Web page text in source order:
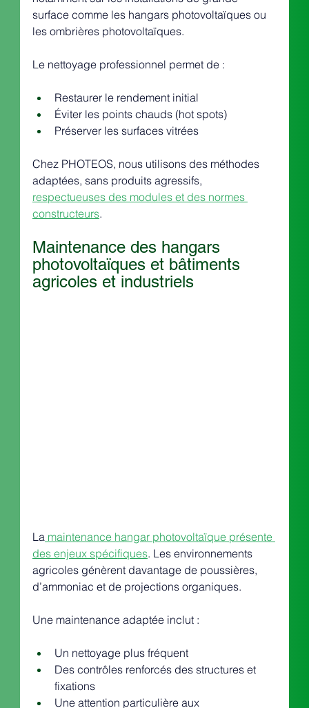
surface comme les hangars photovoltaïques ou
les ombrières photovoltaïques.
Le nettoyage professionnel permet de :
Restaurer le rendement initial
Éviter les points chauds (hot spots)
Préserver les surfaces vitrées
Chez PHOTEOS, nous utilisons des méthodes
adaptées, sans produits agressifs,
respectueuses des modules et des normes
constructeurs.
Maintenance des hangars
photovoltaïques et bâtiments
agricoles et industriels
La maintenance hangar photovoltaïque présente
des enjeux spécifiques. Les environnements
agricoles génèrent davantage de poussières,
d’ammoniac et de projections organiques.
Une maintenance adaptée inclut :
Un nettoyage plus fréquent
Des contrôles renforcés des structures et
fixations
Une attention particulière aux